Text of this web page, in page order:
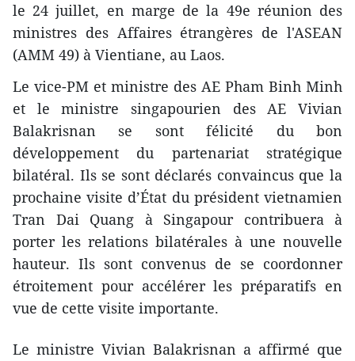
le 24 juillet, en marge de la 49e réunion des
ministres des Affaires étrangères de l'ASEAN
(AMM 49) à Vientiane, au Laos.
Le vice-PM et ministre des AE Pham Binh Minh
et le ministre singapourien des AE Vivian
Balakrisnan se sont félicité du bon
développement du partenariat stratégique
bilatéral. Ils se sont déclarés convaincus que la
prochaine visite d’État du président vietnamien
Tran Dai Quang à Singapour contribuera à
porter les relations bilatérales à une nouvelle
hauteur. Ils sont convenus de se coordonner
étroitement pour accélérer les préparatifs en
vue de cette visite importante.
Le ministre Vivian Balakrisnan a affirmé que